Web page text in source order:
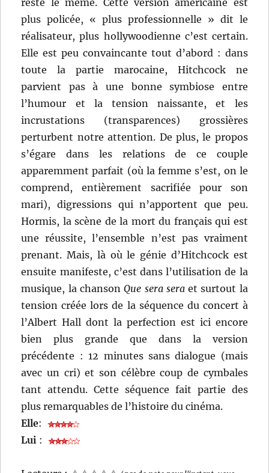
reste le même. Cette version américaine est
plus policée, « plus professionnelle » dit le
réalisateur, plus hollywoodienne c’est certain.
Elle est peu convaincante tout d’abord : dans
toute la partie marocaine, Hitchcock ne
parvient pas à une bonne symbiose entre
l’humour et la tension naissante, et les
incrustations (transparences) grossières
perturbent notre attention. De plus, le propos
s’égare dans les relations de ce couple
apparemment parfait (où la femme s’est, on le
comprend, entièrement sacrifiée pour son
mari), digressions qui n’apportent que peu.
Hormis, la scène de la mort du français qui est
une réussite, l’ensemble n’est pas vraiment
prenant. Mais, là où le génie d’Hitchcock est
ensuite manifeste, c’est dans l’utilisation de la
musique, la chansonQue sera seraet surtout la
tension créée lors de la séquence du concert à
l’Albert Hall dont la perfection est ici encore
bien plus grande que dans la version
précédente : 12 minutes sans dialogue (mais
avec un cri) et son célèbre coup de cymbales
tant attendu. Cette séquence fait partie des
plus remarquables de l’histoire du cinéma.
Elle:
Lui :